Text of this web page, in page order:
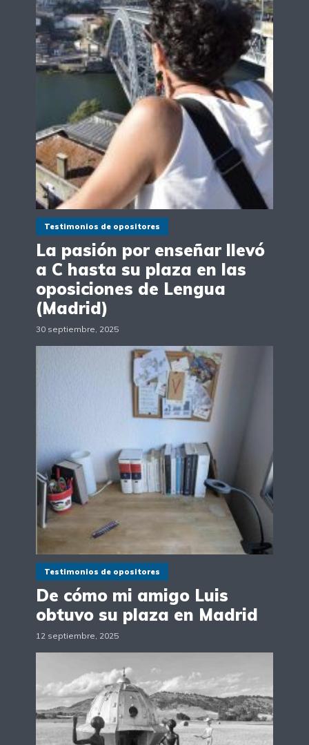
Testimonios de opositores
La pasión por enseñar llevó
a C hasta su plaza en las
oposiciones de Lengua
(Madrid)
30 septiembre, 2025
Testimonios de opositores
De cómo mi amigo Luis
obtuvo su plaza en Madrid
12 septiembre, 2025